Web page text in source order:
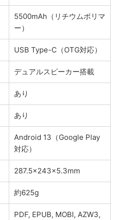
5500mAh（リチウムポリマ
ー）
USB Type-C（OTG対応）
デュアルスピーカー搭載
あり
あり
Android 13（Google Play
対応）
287.5×243×5.3mm
約625g
PDF, EPUB, MOBI, AZW3,